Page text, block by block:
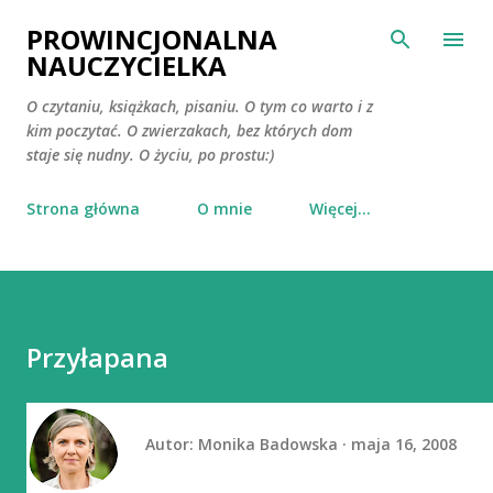
Przejdź do głównej zawartości
PROWINCJONALNA
NAUCZYCIELKA
O czytaniu, książkach, pisaniu. O tym co warto i z
kim poczytać. O zwierzakach, bez których dom
staje się nudny. O życiu, po prostu:)
Strona główna O mnie Więcej…
Przyłapana
Autor: Monika Badowska maja 16, 2008